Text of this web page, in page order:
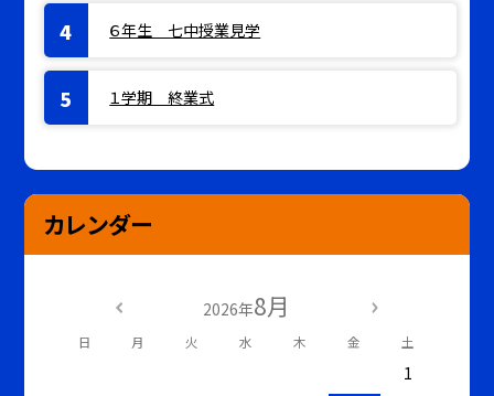
６年生 七中授業見学
１学期 終業式
カレンダー
2026年8月
日 月 火 水 木 金 土
1